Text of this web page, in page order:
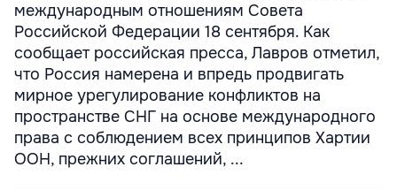
международным отношениям Совета
Российской Федерации 18 сентября. Как
сообщает российская пресса, Лавров отметил,
что Россия намерена и впредь продвигать
мирное урегулирование конфликтов на
пространстве СНГ на основе международного
права с соблюдением всех принципов Хартии
ООН, прежних соглашений, ...